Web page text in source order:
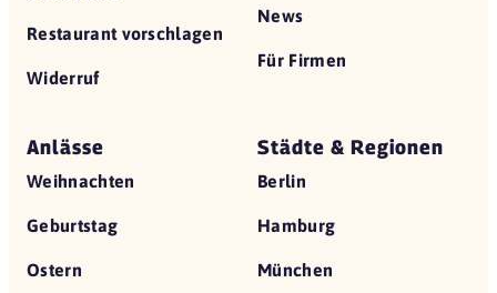
Restaurant vorschlagen
Widerruf
News
Für Firmen
Anlässe
Weihnachten
Geburtstag
Ostern
Städte & Regionen
Berlin
Hamburg
München